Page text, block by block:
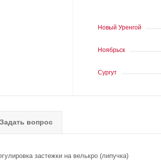
Новый Уренгой
Ноябрьск
Сургут
Задать вопрос
застежки на велькро (липучка)